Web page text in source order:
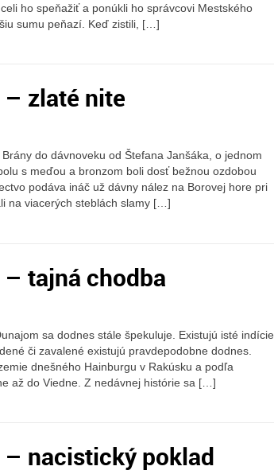
ho speňažiť a ponúkli ho správcovi Mestského
sumu peňazí. Keď zistili, […]
– zlaté nite
do dávnoveku od Štefana Janšáka, o jednom
s meďou a bronzom boli dosť bežnou ozdobou
podáva ináč už dávny nález na Borovej hore pri
na viacerých steblách slamy […]
tajná chodba
sa dodnes stále špekuluje. Existujú isté indície,
či zavalené existujú pravdepodobne dodnes.
dnešného Hainburgu v Rakúsku a podľa
až do Viedne. Z nedávnej histórie sa […]
– nacistický poklad